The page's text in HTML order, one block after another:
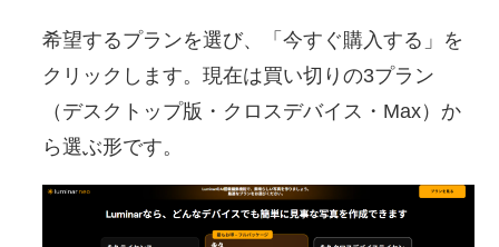
希望するプランを選び、「今すぐ購入する」を
クリックします。現在は買い切りの3プラン
（デスクトップ版・クロスデバイス・Max）か
ら選ぶ形です。